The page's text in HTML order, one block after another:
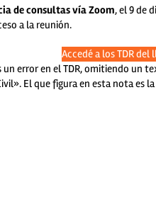
de consultas vía Zoom, el 9 de
a la reunión.
Accedé a los TDR del
error en el TDR, omitiendo un
El que figura en esta nota es